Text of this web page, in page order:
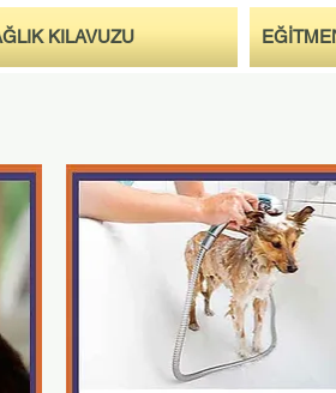
KILAVUZU